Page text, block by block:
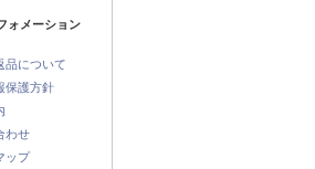
メーション
品について
保護方針
わせ
ップ